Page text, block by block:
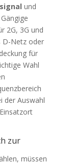
und
Gängige
2G, 3G und
D-Netz oder
für
Wahl
der Auswahl
zur
müssen